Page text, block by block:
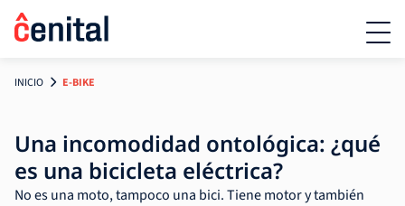
INICIO E-BIKE
Una incomodidad ontológica: ¿qué
es una bicicleta eléctrica?
No es una moto, tampoco una bici. Tiene motor y también